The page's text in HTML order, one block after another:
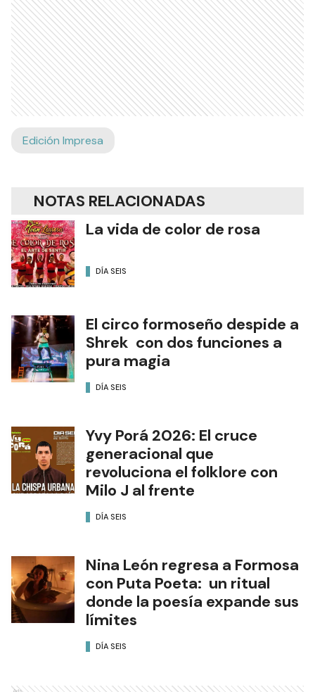
Edición Impresa
NOTAS RELACIONADAS
La vida de color de rosa
DÍA SEIS
El circo formoseño despide a
Shrek con dos funciones a
pura magia
DÍA SEIS
Yvy Porá 2026: El cruce
generacional que
revoluciona el folklore con
Milo J al frente
DÍA SEIS
Nina León regresa a Formosa
con Puta Poeta: un ritual
donde la poesía expande sus
límites
DÍA SEIS
Ads